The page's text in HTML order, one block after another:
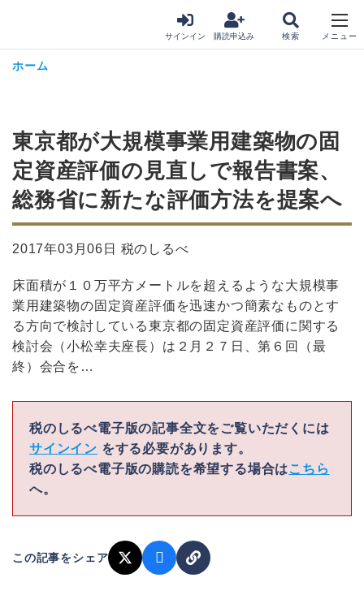
サインイン 購読申込み
ホーム
東京都が大規模事業用建築物の固
定資産評価の見直しで報告書案、
総務省に新たな評価方法を提案へ
2017年03月06日 税のしるべ
床面積が１０万平方メートルを超えるような大規模事
業用建築物の固定資産評価を迅速かつ簡素なものとす
る方向で検討している東京都の固定資産評価に関する
検討会（小松幸夫座長）は２月２７日、第６回（最
終）会合を…
税のしるべ電子版の記事全文をご覧いただくには
サインイン をする必要があります。
税のしるべ電子版の購読を希望する場合は こちら
へ。
この記事をシェア